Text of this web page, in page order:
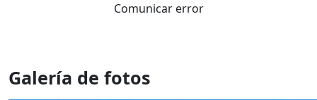
Comunicar error
Galería de fotos